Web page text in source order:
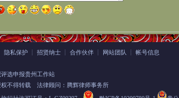
隐私保护 ┊ 招贤纳士 ┊ 合作伙伴 ┊ 网站团队 ┊ 帐号信息
选申报贵州工作站
不得转载 法律顾问：腾辉律师事务所